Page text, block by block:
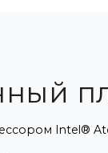
Intel®